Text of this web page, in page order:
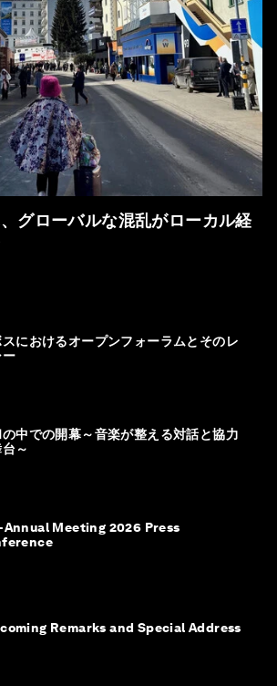
グローバルな混乱がローカル経
スにおけるオープンフォーラムとそのレ
ー
中での開幕～音楽が整える対話と協力
～
Annual Meeting 2026 Press
Remarks and Special Address